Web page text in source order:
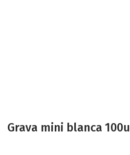
Grava mini blanca 100u